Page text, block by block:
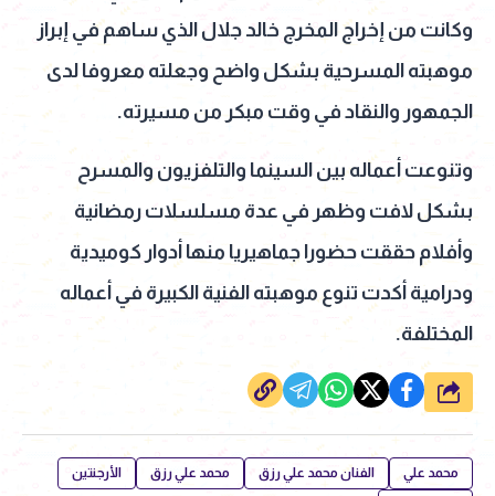
وكانت من إخراج المخرج خالد جلال الذي ساهم في إبراز
موهبته المسرحية بشكل واضح وجعلته معروفا لدى
الجمهور والنقاد في وقت مبكر من مسيرته.
وتنوعت أعماله بين السينما والتلفزيون والمسرح
بشكل لافت وظهر في عدة مسلسلات رمضانية
وأفلام حققت حضورا جماهيريا منها أدوار كوميدية
ودرامية أكدت تنوع موهبته الفنية الكبيرة في أعماله
المختلفة.
شارك
محمد علي الفنان محمد علي رزق محمد علي رزق الأرجنتين